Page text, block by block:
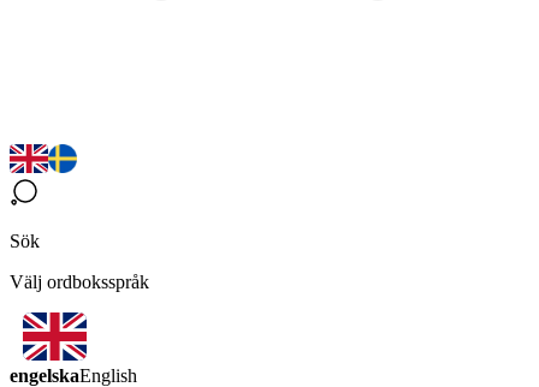
Sök
Välj ordboksspråk
engelskaEnglish